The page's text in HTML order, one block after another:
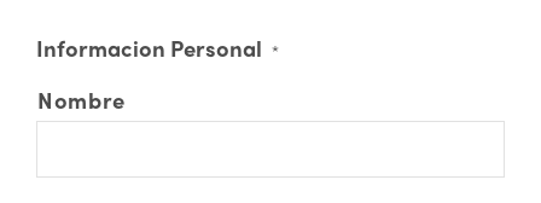
Informacion Personal *
Nombre